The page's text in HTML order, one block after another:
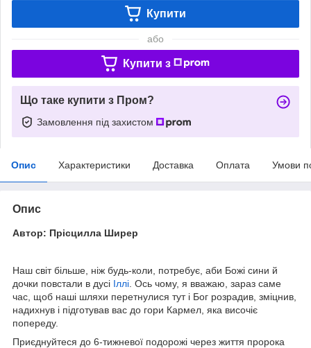
Купити
або
Купити з
Що таке купити з Пром?
Замовлення під захистом
Опис Характеристики Доставка Оплата Умови
Опис
Автор: Прісцилла Ширер
Наш світ більше, ніж будь-коли, потребує, аби Божі сини й
дочки повстали в дусі Іллі . Ось чому, я вважаю, зараз саме
час, щоб наші шляхи перетнулися тут і Бог розрадив, зміцнив,
надихнув і підготував вас до гори Кармел, яка височіє
попереду.
Приєднуйтеся до 6-тижневої подорожі через життя пророка